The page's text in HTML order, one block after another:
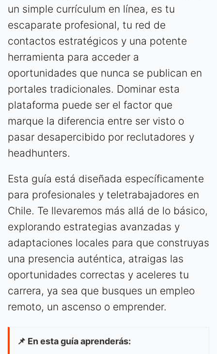
un simple currículum en línea, es tu
escaparate profesional, tu red de
contactos estratégicos y una potente
herramienta para acceder a
oportunidades que nunca se publican en
portales tradicionales. Dominar esta
plataforma puede ser el factor que
marque la diferencia entre ser visto o
pasar desapercibido por reclutadores y
headhunters.
Esta guía está diseñada específicamente
para profesionales y teletrabajadores en
Chile. Te llevaremos más allá de lo básico,
explorando estrategias avanzadas y
adaptaciones locales para que construyas
una presencia auténtica, atraigas las
oportunidades correctas y aceleres tu
carrera, ya sea que busques un empleo
remoto, un ascenso o emprender.
📌 En esta guía aprenderás: